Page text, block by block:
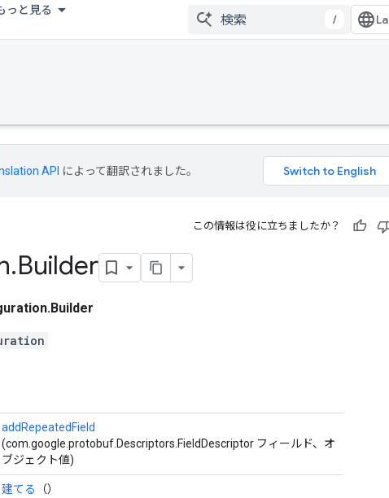
っと見る
/
API によって翻訳されました。
この情報は役に立ちましたか？
.Builder
addRepeatedField
(com.google.protobuf.Descriptors.FieldDescriptor フィールド、オ
ブジェクト値)
建てる （）